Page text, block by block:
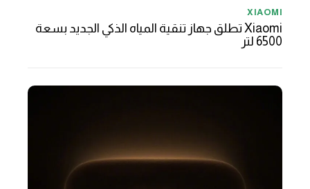
XIAOMI
Xiaomi تطلق جهاز تنقية المياه الذكي الجديد بسعة
6500 لتر